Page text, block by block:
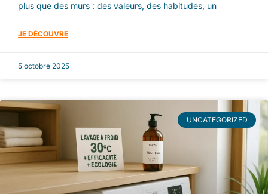
plus que des murs : des valeurs, des habitudes, un
JE DÉCOUVRE
5 octobre 2025
UNCATEGORIZED